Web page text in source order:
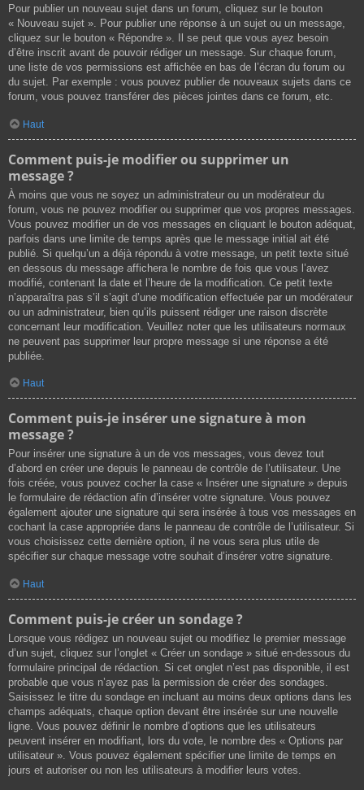
Pour publier un nouveau sujet dans un forum, cliquez sur le bouton
« Nouveau sujet ». Pour publier une réponse à un sujet ou un message,
cliquez sur le bouton « Répondre ». Il se peut que vous ayez besoin
d’être inscrit avant de pouvoir rédiger un message. Sur chaque forum,
une liste de vos permissions est affichée en bas de l’écran du forum ou
du sujet. Par exemple : vous pouvez publier de nouveaux sujets dans ce
forum, vous pouvez transférer des pièces jointes dans ce forum, etc.
Haut
Comment puis-je modifier ou supprimer un
message ?
À moins que vous ne soyez un administrateur ou un modérateur du
forum, vous ne pouvez modifier ou supprimer que vos propres messages.
Vous pouvez modifier un de vos messages en cliquant le bouton adéquat,
parfois dans une limite de temps après que le message initial ait été
publié. Si quelqu’un a déjà répondu à votre message, un petit texte situé
en dessous du message affichera le nombre de fois que vous l’avez
modifié, contenant la date et l’heure de la modification. Ce petit texte
n’apparaîtra pas s’il s’agit d’une modification effectuée par un modérateur
ou un administrateur, bien qu’ils puissent rédiger une raison discrète
concernant leur modification. Veuillez noter que les utilisateurs normaux
ne peuvent pas supprimer leur propre message si une réponse a été
publiée.
Haut
Comment puis-je insérer une signature à mon
message ?
Pour insérer une signature à un de vos messages, vous devez tout
d’abord en créer une depuis le panneau de contrôle de l’utilisateur. Une
fois créée, vous pouvez cocher la case « Insérer une signature » depuis
le formulaire de rédaction afin d’insérer votre signature. Vous pouvez
également ajouter une signature qui sera insérée à tous vos messages en
cochant la case appropriée dans le panneau de contrôle de l’utilisateur. Si
vous choisissez cette dernière option, il ne vous sera plus utile de
spécifier sur chaque message votre souhait d’insérer votre signature.
Haut
Comment puis-je créer un sondage ?
Lorsque vous rédigez un nouveau sujet ou modifiez le premier message
d’un sujet, cliquez sur l’onglet « Créer un sondage » situé en-dessous du
formulaire principal de rédaction. Si cet onglet n’est pas disponible, il est
probable que vous n’ayez pas la permission de créer des sondages.
Saisissez le titre du sondage en incluant au moins deux options dans les
champs adéquats, chaque option devant être insérée sur une nouvelle
ligne. Vous pouvez définir le nombre d’options que les utilisateurs
peuvent insérer en modifiant, lors du vote, le nombre des « Options par
utilisateur ». Vous pouvez également spécifier une limite de temps en
jours et autoriser ou non les utilisateurs à modifier leurs votes.